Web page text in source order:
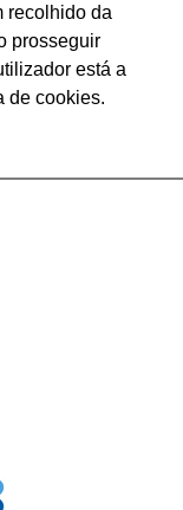
recolhido da
prosseguir
está a
de cookies.